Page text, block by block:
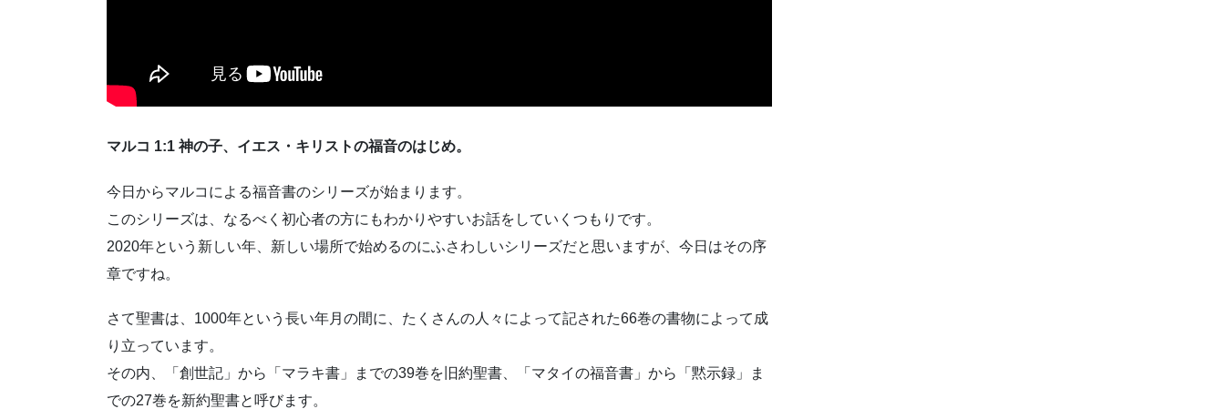
マルコ 1:1 神の子、イエス・キリストの福音のはじめ。
今日からマルコによる福音書のシリーズが始まります。
このシリーズは、なるべく初心者の方にもわかりやすいお話をしていくつもりです。
2020年という新しい年、新しい場所で始めるのにふさわしいシリーズだと思いますが、今日はその序
章ですね。
さて聖書は、1000年という長い年月の間に、たくさんの人々によって記された66巻の書物によって成
り立っています。
その内、「創世記」から「マラキ書」までの39巻を旧約聖書、「マタイの福音書」から「黙示録」ま
での27巻を新約聖書と呼びます。